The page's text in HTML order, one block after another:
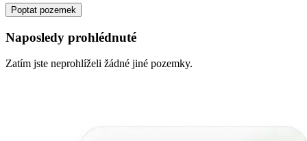
Poptat pozemek
Naposledy prohlédnuté
Zatím jste neprohlíželi žádné jiné pozemky.